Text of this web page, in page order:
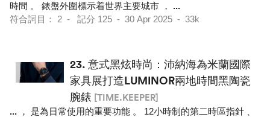
時間 。 錶盤外圍標示着世界主要城市 ， ...
符合詞目： 2 - 記分 125 - 30 Apr 2025 - 33k
23. 意式黑炫時尚：沛納海為米蘭國際
家具展打造LUMINOR兩地時間黑陶瓷
腕錶 [TIME.KEEPER]
... ， 是為日常使用的重要功能 。 12小時制的第二時區指針 、